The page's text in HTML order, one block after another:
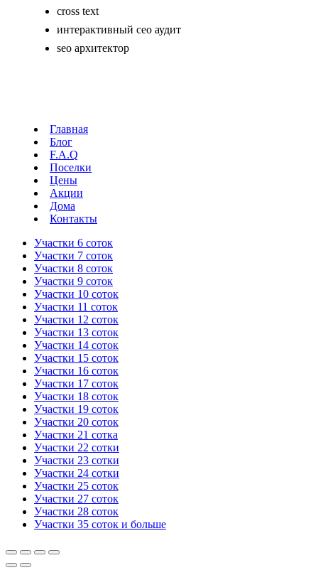
cross text
интерактивный сео аудит
seo архитектор
Главная
Блог
F.A.Q
Поселки
Цены
Акции
Дома
Контакты
Участки 6 соток
Участки 7 соток
Участки 8 соток
Участки 9 соток
Участки 10 соток
Участки 11 соток
Участки 12 соток
Участки 13 соток
Участки 14 соток
Участки 15 соток
Участки 16 соток
Участки 17 соток
Участки 18 соток
Участки 19 соток
Участки 20 соток
Участки 21 сотка
Участки 22 сотки
Участки 23 сотки
Участки 24 сотки
Участки 25 соток
Участки 27 соток
Участки 28 соток
Участки 35 соток и больше